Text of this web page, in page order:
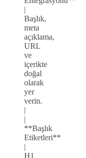
|
Başlık,
meta
açıklama,
URL
ve
içerikte
doğal
olarak
yer
verin.
|
|
**Başlık
Etiketleri**
|
H1